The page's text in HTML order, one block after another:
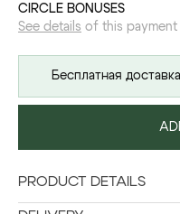
CIRCLE BONUSES
See details of this payment
Бесплатная
PRODUCT DETAILS